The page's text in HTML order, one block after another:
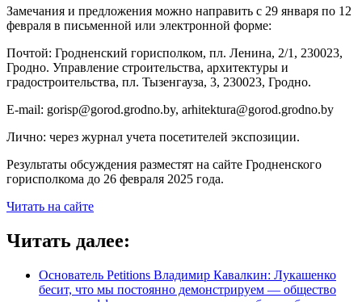
Замечания и предложения можно направить с 29 января по 12
февраля в письменной или электронной форме:
Почтой: Гродненский горисполком, пл. Ленина, 2/1, 230023,
Гродно. Управление строительства, архитектуры и
градостроительства, пл. Тызенгауза, 3, 230023, Гродно.
E-mail: gorisp@gorod.grodno.by, arhitektura@gorod.grodno.by
Лично: через журнал учета посетителей экспозиции.
Результаты обсуждения разместят на сайте Гродненского
горисполкома до 26 февраля 2025 года.
Читать на сайте
Читать далее:
Основатель Petitions Владимир Кавалкин: Лукашенко
бесит, что мы постоянно демонстрируем — общество